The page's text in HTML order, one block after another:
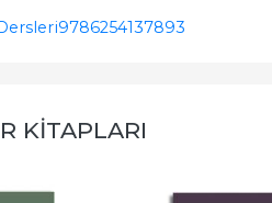
9786254137893
KITAPLARI